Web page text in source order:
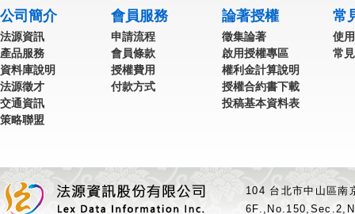
公司簡介
法源資訊
產品服務
資料庫說明
法源徵才
交通資訊
策略聯盟
會員服務
申請流程
會員條款
授權費用
付款方式
論著授權
徵集論著
啟用授權專區
權利金計算說明
授權合約書下載
投稿基本資料表
常
使
常
104 台北市中山區